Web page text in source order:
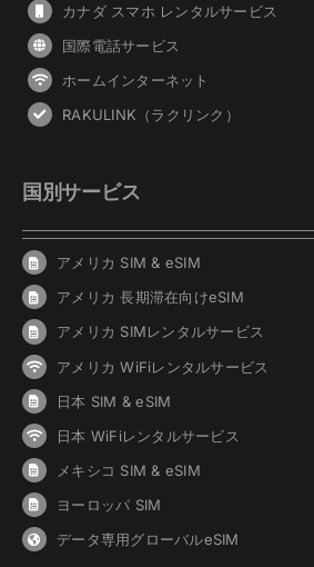
カナダ スマホ レンタルサービス
国際電話サービス
ホームインターネット
RAKULINK（ラクリンク）
国別サービス
アメリカ SIM & eSIM
アメリカ 長期滞在向けeSIM
アメリカ SIMレンタルサービス
アメリカ WiFiレンタルサービス
日本 SIM & eSIM
日本 WiFiレンタルサービス
メキシコ SIM & eSIM
ヨーロッパ SIM
データ専用グローバルeSIM